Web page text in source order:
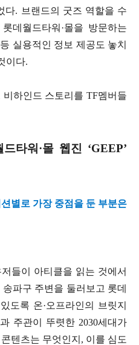
다. 브랜드의 굿즈 역할을 수
데월드타워·몰을 방문하는
실용적인 정보 제공도 놓치
이다.
하인드 스토리를 TF멤버들
타워·몰 웹진 ‘GEEP’
별로 가장 중점을 둔 부분은
들이 아티클을 읽는 것에서
파구 주변을 둘러보고 롯데
도록 온·오프라인의 브릿지
주관이 뚜렷한 2030세대가
텐츠는 무엇인지, 이를 심도